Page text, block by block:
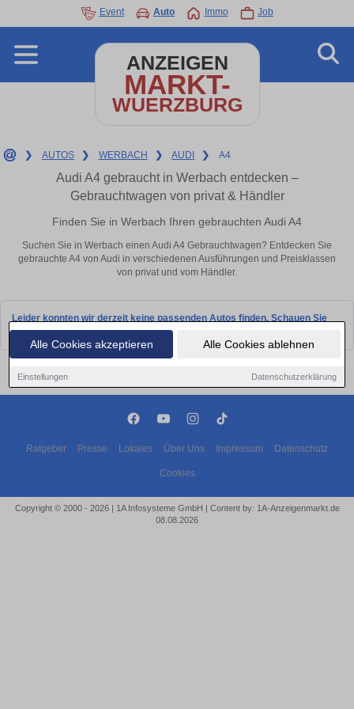
Alle Cookies akzeptieren Alle Cookies ablehnen
Einstellungen Datenschutzerklärung
Event Auto Immo Job
ANZEIGEN
MARKT-
WUERZBURG
❯ AUTOS ❯ WERBACH ❯ AUDI ❯ A4
Audi A4 gebraucht in Werbach entdecken –
Gebrauchtwagen von privat & Händler
Finden Sie in Werbach Ihren gebrauchten Audi A4
Suchen Sie in Werbach einen Audi A4 Gebrauchtwagen? Entdecken Sie
gebrauchte A4 von Audi in verschiedenen Ausführungen und Preisklassen
von privat und vom Händler.
Leider konnten wir derzeit keine passenden Autos finden. Schauen Sie
bald wieder vorbei!
Ratgeber Presse Lokales Über Uns Impressum Datenschutz
Cookies
Copyright © 2000 - 2026 | 1A Infosysteme GmbH | Content by: 1A-Anzeigenmarkt.de
08.08.2026